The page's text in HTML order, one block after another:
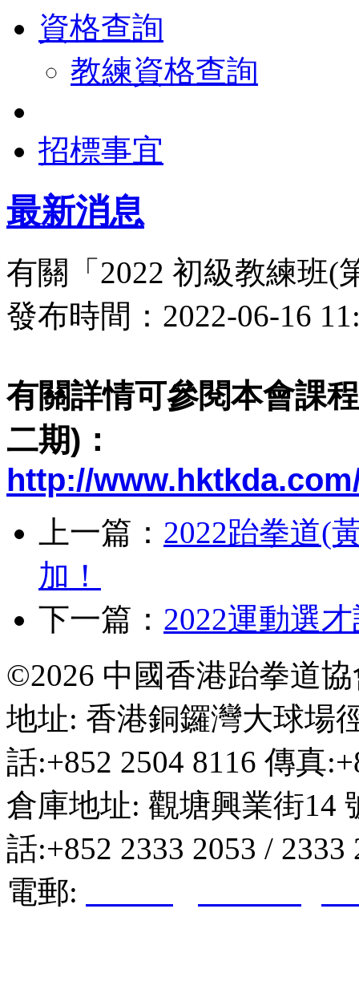
資格查詢
教練資格查詢
招標事宜
最新消息
有關「2022 初級教練班(
發布時間：2022-06-16
有關詳情可參閱本會課
二期)：
http://
上一篇： 2022跆拳道(
加！
下一篇： 2022運動選
©2026 中國香港跆拳道
地址: 香港銅鑼灣大球場
話:+852 2504 8116 傳真
倉庫地址: 觀塘興業街14
話:+852 2333 2053 /
電郵: